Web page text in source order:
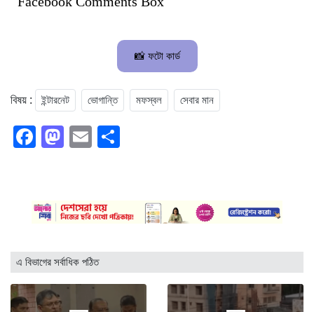
📸 ফটো কার্ড
বিষয় : ইন্টারনেট ভোগান্তি মফস্বল সেবার মান
Facebook
Mastodon
Email
এ বিভাগের সর্বাধিক পঠিত